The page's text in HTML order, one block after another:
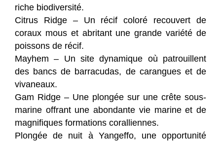
riche biodiversité.
Citrus Ridge – Un récif coloré recouvert de
coraux mous et abritant une grande variété de
poissons de récif.
Mayhem – Un site dynamique où patrouillent
des bancs de barracudas, de carangues et de
vivaneaux.
Gam Ridge – Une plongée sur une crête sous-
marine offrant une abondante vie marine et de
magnifiques formations coralliennes.
Plongée de nuit à Yangeffo, une opportunité